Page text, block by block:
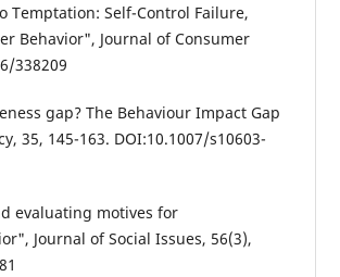
Temptation: Self-Control Failure,
Behavior", Journal of Consumer
338209
gap? The Behaviour Impact Gap
35, 145-163. DOI:10.1007/s10603-
evaluating motives for
Journal of Social Issues, 56(3),